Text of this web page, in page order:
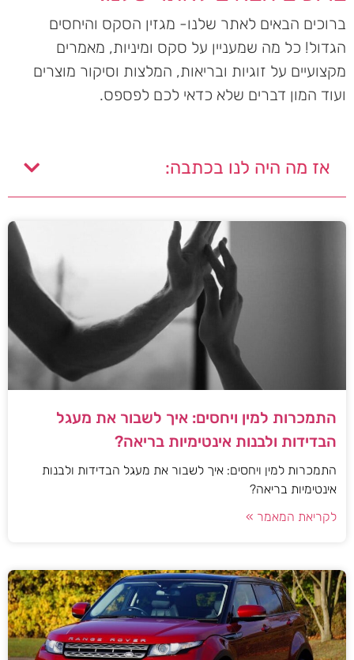
ברוכים הבאים לאתר שלנו- מגזין הסקס והיחסים
הגדול! כל מה שמעניין על סקס ומיניות, מאמרים
מקצועיים על זוגיות ובריאות, המלצות וסיקור מוצרים
ועוד המון דברים שלא כדאי לכם לפספס.
אז מה היה לנו בכתבה:
התמכרות למין ויחסים: איך לשבור את מעגל
הבדידות ולבנות אינטימיות בריאה?
התמכרות למין ויחסים: איך לשבור את מעגל הבדידות ולבנות
אינטימיות בריאה?
לקריאת המאמר »